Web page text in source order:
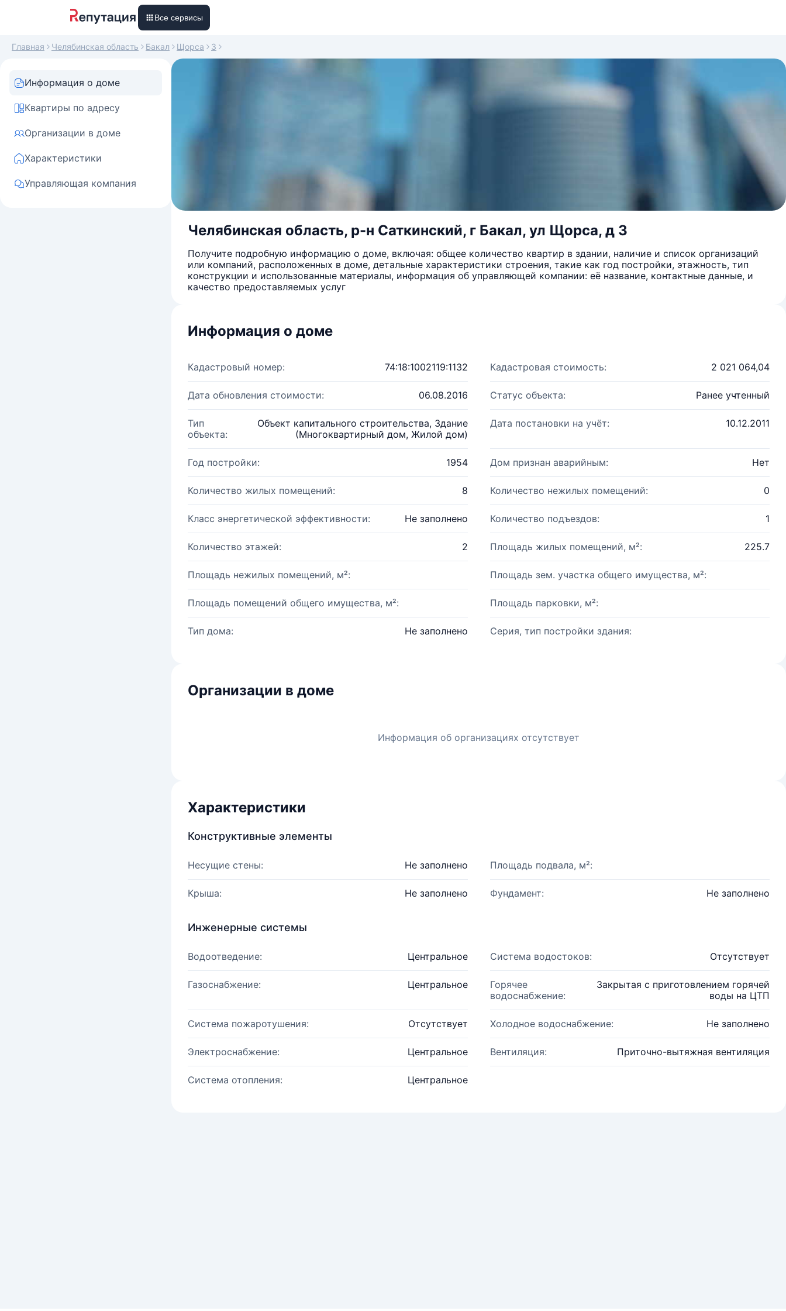
Все сервисы
Главная Челябинская область Бакал Щорса 3
Информация о доме
Квартиры по адресу
Организации в доме
Характеристики
Управляющая компания
Челябинская область, р-н Саткинский, г Бакал, ул Щорса, д 3
Получите подробную информацию о доме, включая: общее количество квартир в здании, наличие и список организаций
или компаний, расположенных в доме, детальные характеристики строения, такие как год постройки, этажность, тип
конструкции и использованные материалы, информация об управляющей компании: её название, контактные данные, и
качество предоставляемых услуг
Информация о доме
Кадастровый номер: 74:18:1002119:1132 Кадастровая стоимость: 2 021 064,04
Дата обновления стоимости: 06.08.2016 Статус объекта: Ранее учтенный
Тип
объекта:
Объект капитального строительства, Здание
(Многоквартирный дом, Жилой дом)
Дата постановки на учёт: 10.12.2011
Год постройки: 1954 Дом признан аварийным: Нет
Количество жилых помещений: 8 Количество нежилых помещений: 0
Класс энергетической эффективности: Не заполнено Количество подъездов: 1
Количество этажей: 2 Площадь жилых помещений, м²: 225.7
Площадь нежилых помещений, м²: Площадь зем. участка общего имущества, м²:
Площадь помещений общего имущества, м²: Площадь парковки, м²:
Тип дома: Не заполнено Серия, тип постройки здания:
Организации в доме
Информация об организациях отсутствует
Характеристики
Конструктивные элементы
Несущие стены: Не заполнено Площадь подвала, м²:
Крыша: Не заполнено Фундамент: Не заполнено
Инженерные системы
Водоотведение: Центральное Система водостоков: Отсутствует
Газоснабжение: Центральное
Горячее
водоснабжение:
Закрытая с приготовлением горячей
воды на ЦТП
Система пожаротушения: Отсутствует Холодное водоснабжение: Не заполнено
Электроснабжение: Центральное Вентиляция: Приточно-вытяжная вентиляция
Система отопления: Центральное